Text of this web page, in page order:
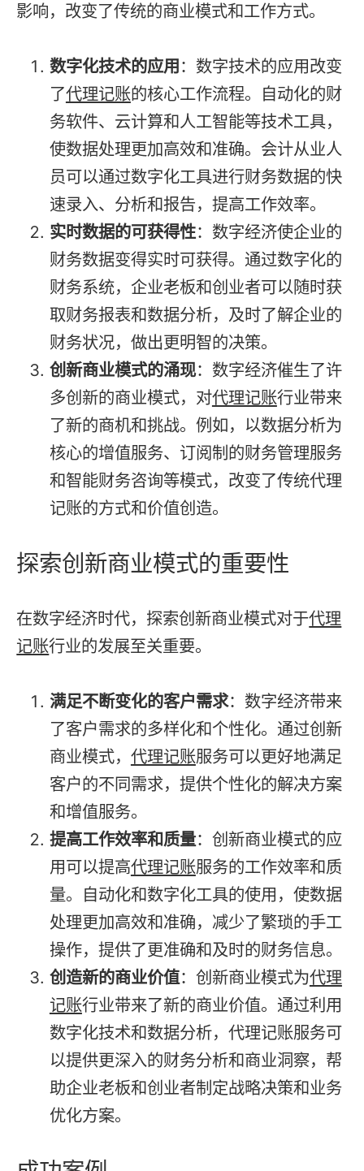
影响，改变了传统的商业模式和工作方式。
数字化技术的应用：数字技术的应用改变
了代理记账的核心工作流程。自动化的财
务软件、云计算和人工智能等技术工具，
使数据处理更加高效和准确。会计从业人
员可以通过数字化工具进行财务数据的快
速录入、分析和报告，提高工作效率。
实时数据的可获得性：数字经济使企业的
财务数据变得实时可获得。通过数字化的
财务系统，企业老板和创业者可以随时获
取财务报表和数据分析，及时了解企业的
财务状况，做出更明智的决策。
创新商业模式的涌现：数字经济催生了许
多创新的商业模式，对代理记账行业带来
了新的商机和挑战。例如，以数据分析为
核心的增值服务、订阅制的财务管理服务
和智能财务咨询等模式，改变了传统代理
记账的方式和价值创造。
探索创新商业模式的重要性
在数字经济时代，探索创新商业模式对于代理
记账行业的发展至关重要。
满足不断变化的客户需求：数字经济带来
了客户需求的多样化和个性化。通过创新
商业模式， 代理记账服务可以更好地满足
客户的不同需求，提供个性化的解决方案
和增值服务。
提高工作效率和质量：创新商业模式的应
用可以提高代理记账服务的工作效率和质
量。自动化和数字化工具的使用，使数据
处理更加高效和准确，减少了繁琐的手工
操作，提供了更准确和及时的财务信息。
创造新的商业价值：创新商业模式为代理
记账行业带来了新的商业价值。通过利用
数字化技术和数据分析，代理记账服务可
以提供更深入的财务分析和商业洞察，帮
助企业老板和创业者制定战略决策和业务
优化方案。